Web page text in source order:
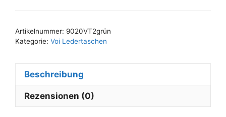
l
e
t
Artikelnummer: 9020VT2grün
Kategorie: Voi Ledertaschen
Beschreibung
Rezensionen (0)